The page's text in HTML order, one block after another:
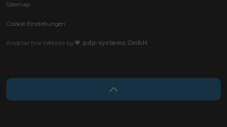
Sitemap
Cookie Einstellungen
Another fine Website by pdp-systems GmbH